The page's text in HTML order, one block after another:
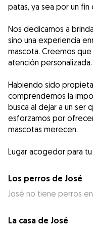
patas, ya sea por un fin
Nos dedicamos a
sino una experiencia
mascota. Creemos
atención personalizada.
Habiendo sido
comprendemos la
busca al dejar a un ser
esforzamos por
mascotas merecen.
Los perros de José
José no tiene perros
La casa de José